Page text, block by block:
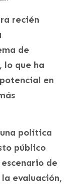
recién
de
que ha
en
política
público
de
evaluación,